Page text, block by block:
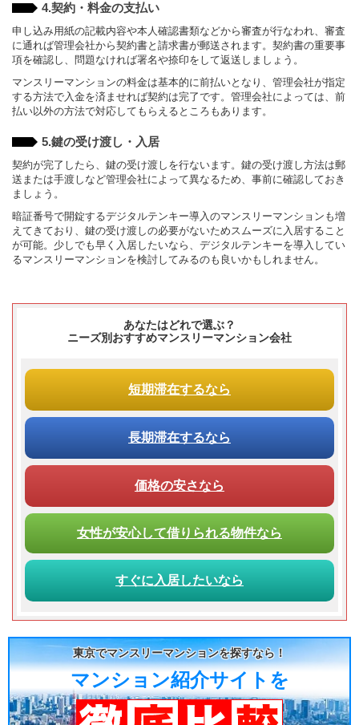
4.契約・料金の支払い
申し込み用紙の記載内容や本人確認書類などから審査が行なわれ、審査
に通れば管理会社から契約書と請求書が郵送されます。契約書の重要事
項を確認し、問題なければ署名や捺印をして返送しましょう。
マンスリーマンションの料金は基本的に前払いとなり、管理会社が指定
する方法で入金を済ませれば契約は完了です。管理会社によっては、前
払い以外の方法で対応してもらえるところもあります。
5.鍵の受け渡し・入居
契約が完了したら、鍵の受け渡しを行ないます。鍵の受け渡し方法は郵
送または手渡しなど管理会社によって異なるため、事前に確認しておき
ましょう。
暗証番号で開錠するデジタルテンキー導入のマンスリーマンションも増
えてきており、鍵の受け渡しの必要がないためスムーズに入居すること
が可能。少しでも早く入居したいなら、デジタルテンキーを導入してい
るマンスリーマンションを検討してみるのも良いかもしれません。
あなたはどれで選ぶ？
ニーズ別おすすめマンスリーマンション会社
短期滞在するなら
長期滞在するなら
価格の安さなら
女性が安心して借りられる物件なら
すぐに入居したいなら
東京でマンスリーマンションを探すなら！
マンション紹介サイトを